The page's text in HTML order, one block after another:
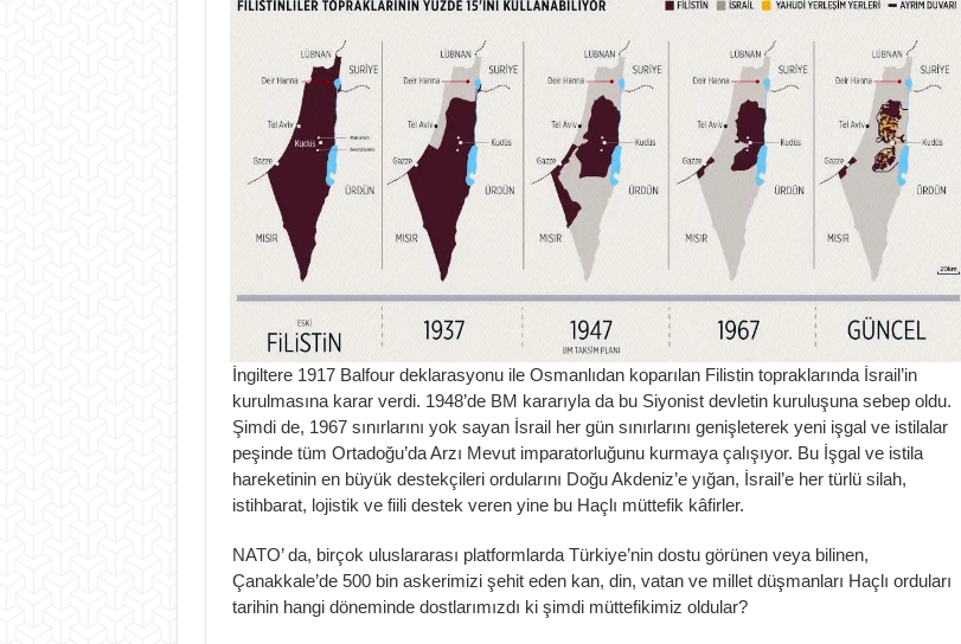
İngiltere 1917 Balfour deklarasyonu ile Osmanlıdan koparılan Filistin topraklarında İsrail’in
kurulmasına karar verdi. 1948’de BM kararıyla da bu Siyonist devletin kuruluşuna sebep oldu.
Şimdi de, 1967 sınırlarını yok sayan İsrail her gün sınırlarını genişleterek yeni işgal ve istilalar
peşinde tüm Ortadoğu’da Arzı Mevut imparatorluğunu kurmaya çalışıyor. Bu İşgal ve istila
hareketinin en büyük destekçileri ordularını Doğu Akdeniz’e yığan, İsrail’e her türlü silah,
istihbarat, lojistik ve fiili destek veren yine bu Haçlı müttefik kâfirler.
NATO’ da, birçok uluslararası platformlarda Türkiye’nin dostu görünen veya bilinen,
Çanakkale’de 500 bin askerimizi şehit eden kan, din, vatan ve millet düşmanları Haçlı orduları
tarihin hangi döneminde dostlarımızdı ki şimdi müttefikimiz oldular?